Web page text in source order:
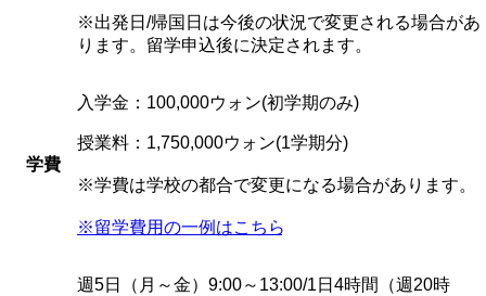
※出発日/帰国日は今後の状況で変更される場合があ
ります。留学申込後に決定されます。
学費
入学金：100,000ウォン(初学期のみ)
授業料：1,750,000ウォン(1学期分)
※学費は学校の都合で変更になる場合があります。
※留学費用の一例はこちら
週5日（月～金）9:00～13:00/1日4時間（週20時